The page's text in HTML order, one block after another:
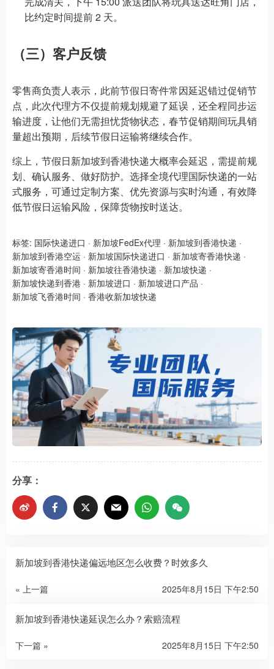
比约定时间提前 2 天。
（三）客户反馈
零售商负责人表示，此前节假日寄件常因延迟错过促销节
点，此次代理方不仅提前规划规避了延误，还全程同步运
输进度，让他们无需担忧货物状态，春节促销期间玩具销
量超出预期，后续节假日运输将继续合作。
综上，节假日新加坡到香港快递大概率会延迟，需提前规
划、确认服务、做好防护。选择全境代理国际快递的一站
式服务，可通过定制方案、优先资源与实时沟通，有效降
低节假日运输风险，保障货物按时送达。
标签: 国际快递进口 · 新加坡FedEx代理 · 新加坡到香港快递 ·
新加坡到香港空运 · 新加坡国际快递进口 · 新加坡寄香港快递 ·
新加坡寄香港时间 · 新加坡往香港快递 · 新加坡快递 ·
新加坡快递到香港 · 新加坡进口 · 新加坡进口产品 ·
新加坡飞香港时间 · 香港收新加坡快递
分享：
新加坡到香港快递偏远地区怎么收费？时效多久
« 上一篇 2025年8月15日 下午2:50
新加坡到香港快递延误怎么办？索赔流程
下一篇 » 2025年8月15日 下午2:50